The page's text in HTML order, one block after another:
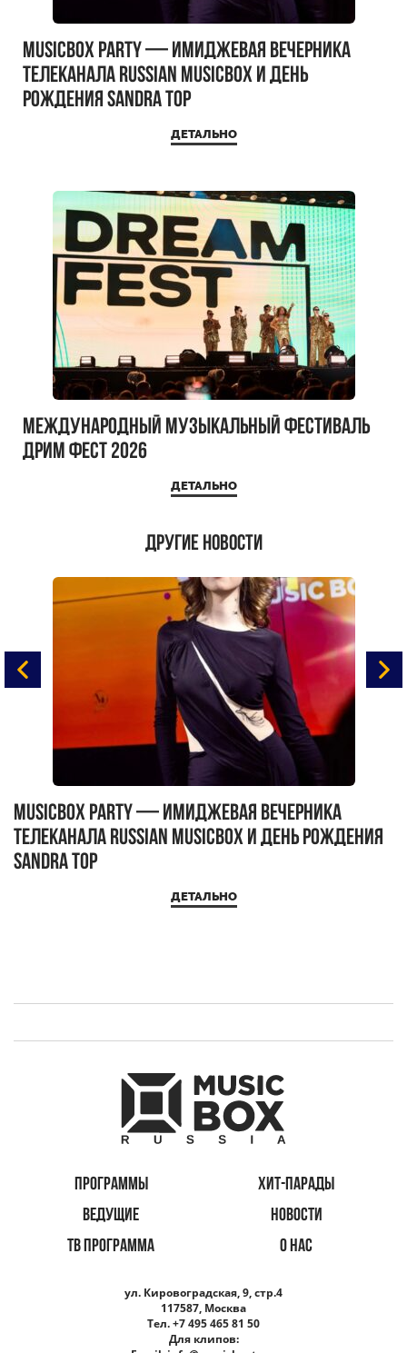
MUSICBOX PARTY — имиджевая вечерника
телеканала RUSSIAN MUSICBOX и день
рождения Sandra Top
ДЕТАЛЬНО
Международный музыкальный фестиваль
ДРИМ ФЕСТ 2026
ДЕТАЛЬНО
Другие новости
MUSICBOX PARTY — имиджевая вечерника
телеканала RUSSIAN MUSICBOX и день рождения
Sandra Top
ДЕТАЛЬНО
ПРОГРАММЫ
ХИТ-ПАРАДЫ
ВЕДУЩИЕ
НОВОСТИ
ТВ ПРОГРАММА
О НАС
ул. Кировоградская, 9, стр.4
117587, Москва
Тел. +7 495 465 81 50
Для клипов: